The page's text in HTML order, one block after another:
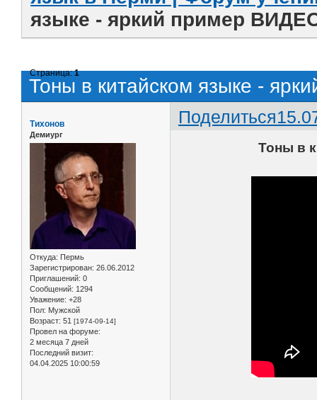
языке - яркий пример
Тоны в китайском языке -
Страница:1
Поделиться
Тихонов
Демиург
Откуда: Пермь
Зарегистрирован: 26.06.2012
Приглашений: 0
Сообщений: 1294
Уважение: +28
Пол: Мужской
Возраст: 51 [1974-09-14]
Провел на форуме:
2 месяца 7 дней
Последний визит:
04.04.2025 10:00:59
Тоны в